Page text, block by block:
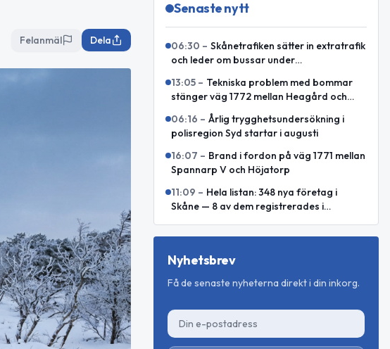
Felanmäl Dela
Senaste nytt
06:30 – Skånetrafiken sätter in extratrafik
och leder om bussar under
13:05 – Tekniska problem med bommar
stänger väg 1772 mellan Heagård och
Björnekulla hed
06:16 – Årlig trygghetsundersökning i
polisregion Syd startar i augusti
16:07 – Brand i fordon på väg 1771 mellan
Spannarp V och Höjatorp
11:09 – Hela listan: 348 nya företag i
Skåne — 8 av dem registrerades i
Nyhetsbrev
Få de senaste nyheterna direkt i din inkorg.